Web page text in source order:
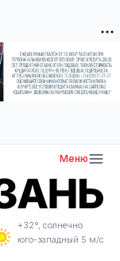
Меню
+32°, солнечно
юго-западный 5 м/с